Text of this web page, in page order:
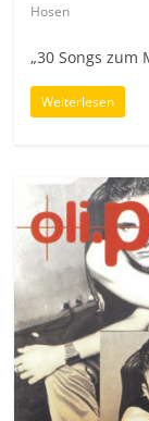
Hosen
„30 Songs zum
Weiterlesen